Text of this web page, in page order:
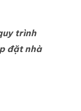
trình
đặt nhà